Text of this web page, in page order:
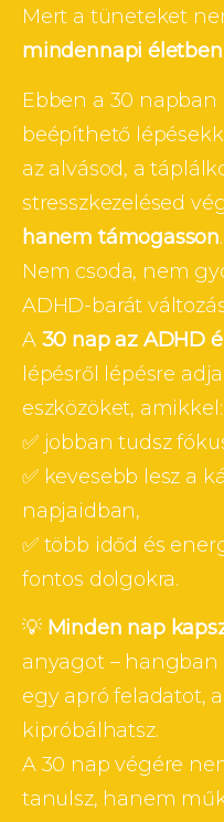
mindennapi életben
Ebben a 30 napban
beépíthető
az alvásod, a
stresszkezelésed
hanem támogasson.
Nem csoda, nem
ADHD-barát
A 30 nap az ADHD
lépésről lépésre
eszközöket, amikkel:
✅ jobban tudsz
✅ kevesebb lesz a
napjaidban,
✅ több időd és
fontos dolgokra.
💡 Minden nap
anyagot – hangban
egy apró feladatot,
kipróbálhatsz.
A 30 nap végére
tanulsz, hanem